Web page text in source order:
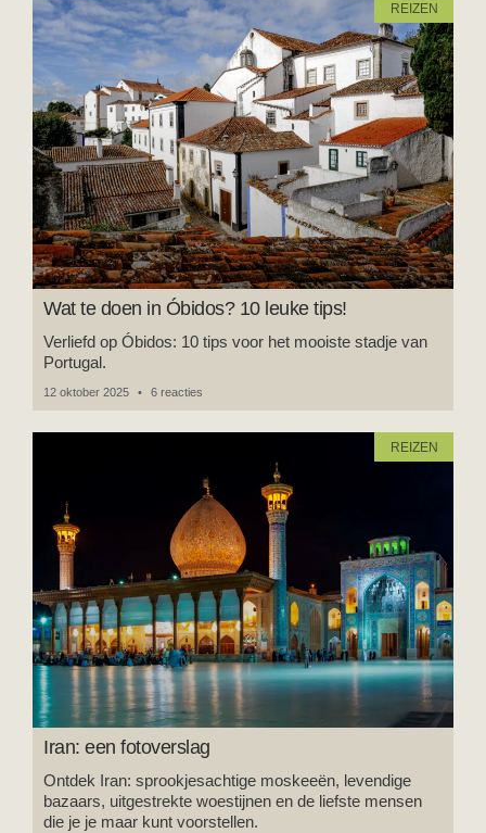
REIZEN
Wat te doen in Óbidos? 10 leuke tips!
Verliefd op Óbidos: 10 tips voor het mooiste stadje van
Portugal.
12 oktober 2025 6 reacties
REIZEN
Iran: een fotoverslag
Ontdek Iran: sprookjesachtige moskeeën, levendige
bazaars, uitgestrekte woestijnen en de liefste mensen
die je je maar kunt voorstellen.